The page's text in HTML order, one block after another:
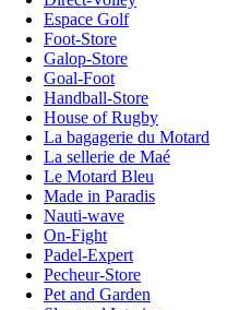
Espace Golf
Foot-Store
Galop-Store
Goal-Foot
Handball-Store
House of Rugby
La bagagerie du Motard
La sellerie de Maé
Le Motard Bleu
Made in Paradis
Nauti-wave
On-Fight
Padel-Expert
Pecheur-Store
Pet and Garden